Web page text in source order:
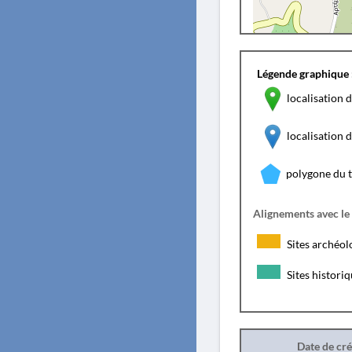
Légende graphique
localisation
localisation
polygone du
Alignements avec
Sites
Sites
Date de